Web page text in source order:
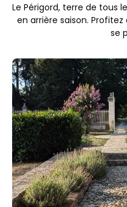
Le Périgord, terre de tous
en arrière saison.
se